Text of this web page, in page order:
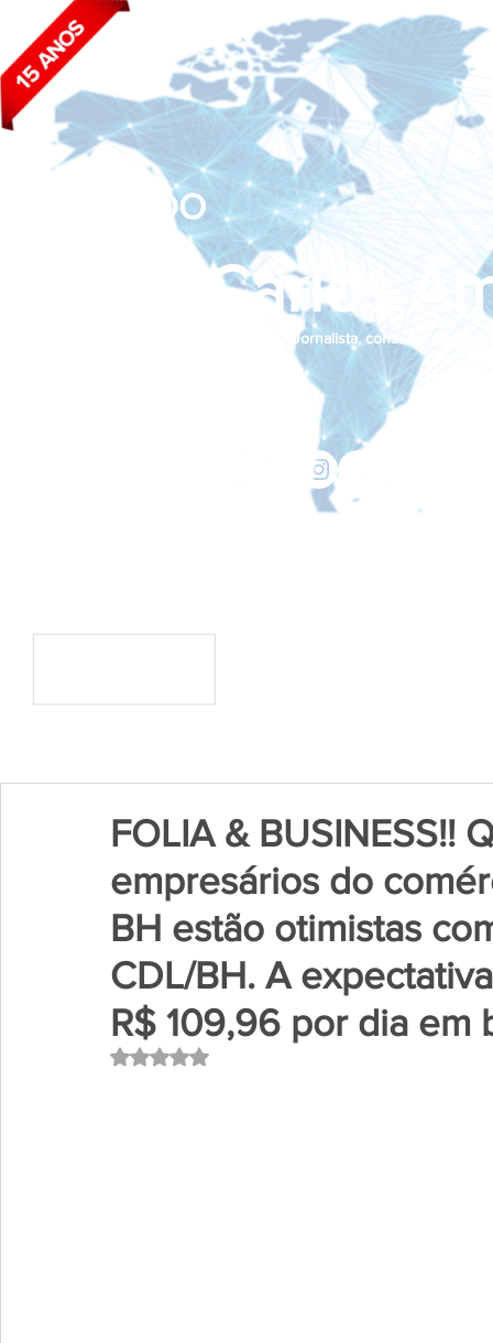
João Carlos
BLOG DO
Jornalista, consultor de
FOLIA & BUSINESS!!
empresários do
BH estão otimistas
CDL/BH. A
R$ 109,96 por dia em
Avaliado com NaN de 5 estrelas.